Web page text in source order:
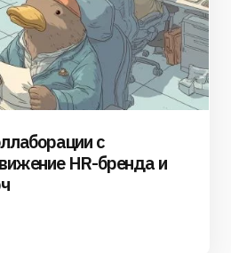
с
HR-бренда и